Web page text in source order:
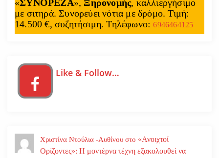
«ΣΥΝΟΡΕΖΑ», Ξηρονομής, καλλιεργήσιμο
με σιτηρά. Συνορεύει νότια με δρόμο. Τιμή:
14.500 €, συζητήσιμη. Τηλέφωνο:6946464125
Like & Follow…
Χριστίνα Ντούλια -Αυθίνου στο «Ανοιχτοί
Ορίζοντες»: Η μοντέρνα τέχνη εξακολουθεί να